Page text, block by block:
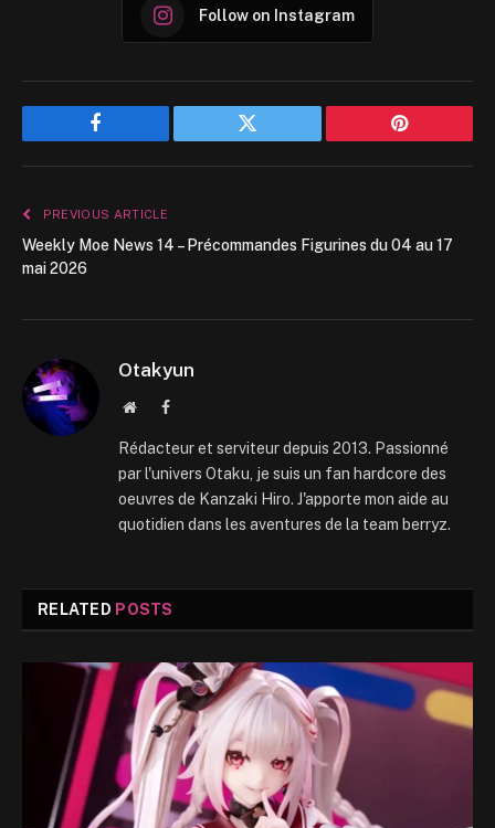
Follow on Instagram
Facebook Twitter Pinterest
PREVIOUS ARTICLE
Weekly Moe News 14 – Précommandes Figurines du 04 au 17
mai 2026
Otakyun
WebsiteFacebook
Rédacteur et serviteur depuis 2013. Passionné
par l'univers Otaku, je suis un fan hardcore des
oeuvres de Kanzaki Hiro. J'apporte mon aide au
quotidien dans les aventures de la team berryz.
RELATED POSTS